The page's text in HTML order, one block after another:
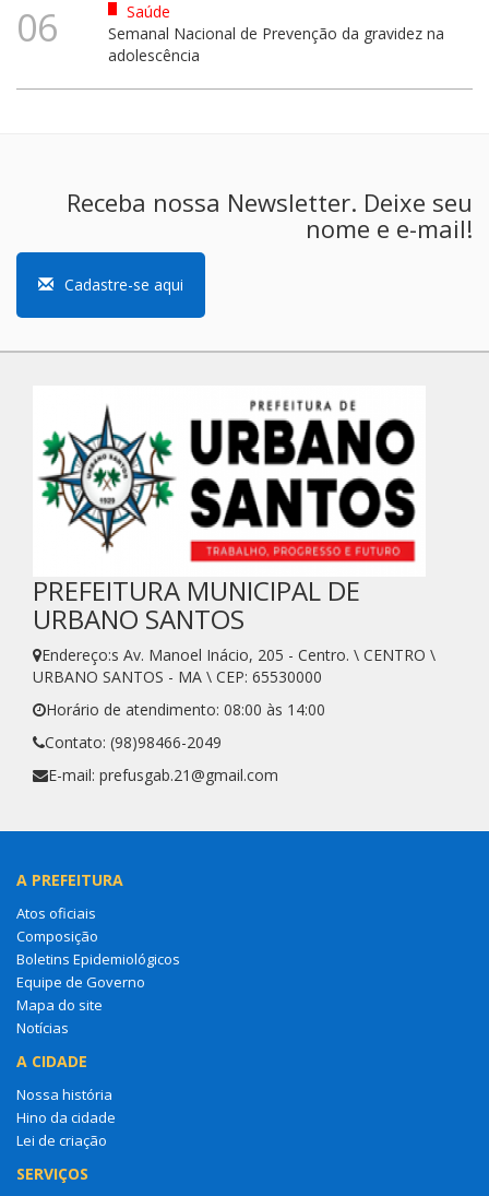
06
Saúde
Semanal Nacional de Prevenção da gravidez na
adolescência
Receba nossa Newsletter. Deixe seu
nome e e-mail!
Cadastre-se aqui
PREFEITURA MUNICIPAL DE
URBANO SANTOS
Endereço:s Av. Manoel Inácio, 205 - Centro. \ CENTRO \
URBANO SANTOS - MA \ CEP: 65530000
Horário de atendimento: 08:00 às 14:00
Contato: (98)98466-2049
E-mail: prefusgab.21@gmail.com
A PREFEITURA
Atos oficiais
Composição
Boletins Epidemiológicos
Equipe de Governo
Mapa do site
Notícias
A CIDADE
Nossa história
Hino da cidade
Lei de criação
SERVIÇOS